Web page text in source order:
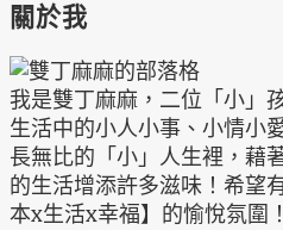
關於我
我是雙丁麻麻，二位「小」
生活中的小人小事、小情小
長無比的「小」人生裡，藉
的生活增添許多滋味！希望
本x生活x幸福】的愉悅氛圍！